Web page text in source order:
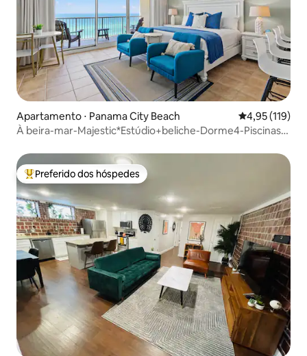
Apartamento ⋅ Panama City Beach 4,95 de uma
4,95 (119)
À beira-mar-Majestic*Estúdio+beliche-Dorme4-Piscinas-
Entre os melhores preferidos dos hóspedes
Preferido dos hóspedes